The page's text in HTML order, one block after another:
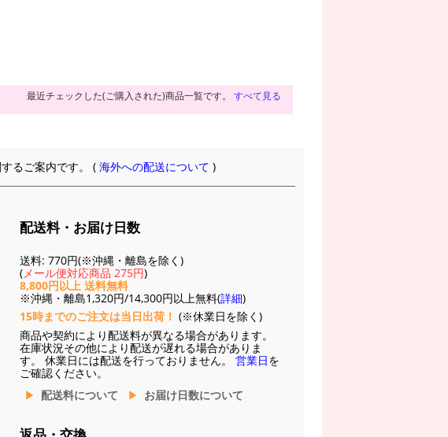
最近チェックした(ご購入された)商品一覧です。 すべて見る
るご案内です。 (海外への配送について )
配送料・お届け日数
送料: 770円(※沖縄・離島を除く)
( メール便対応商品 275円)
8,800円以上 送料無料
※沖縄・離島1,320円/14,300円以上無料(詳細)
15時までのご注文は当日出荷！ (※休業日を除く)
商品や契約により配送料が異なる場合があります。
在庫状況その他により配送が遅れる場合がありま
す。 休業日には配送を行っておりません。 営業日を
ご確認ください。
配送料について
お届け日数について